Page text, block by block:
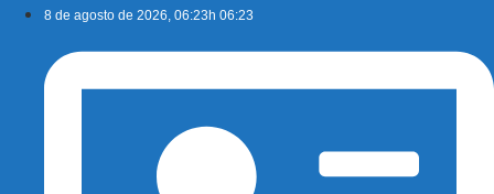
conteúdo
8 de agosto de 2026, 06:23h 06:23